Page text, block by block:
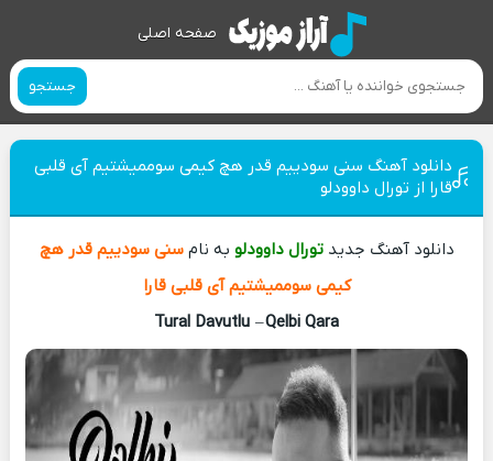
صفحه اصلی
جستجو
دانلود آهنگ سنی سودییم قدر هچ کیمی سوممیشتیم آی قلبی
قارا از تورال داوودلو
دانلود آهنگ جدیدتورال داوودلو به نامسنی سودییم قدر هچ
کیمی سوممیشتیم آی قلبی قارا
Tural Davutlu –Qelbi Qara